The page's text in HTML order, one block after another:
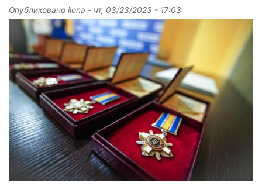
Опубликовано ilona - чт, 03/23/2023 - 17:03